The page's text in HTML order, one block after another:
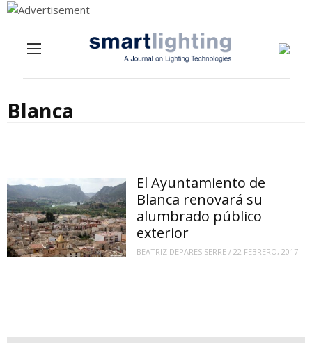
Blanca
El Ayuntamiento de
Blanca renovará su
alumbrado público
exterior
BEATRIZ DEPARES SERRE /22 FEBRERO, 2017